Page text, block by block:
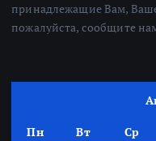
принадлежащие Вам,
пожалуйста, сообщите
Пн Вт Ср